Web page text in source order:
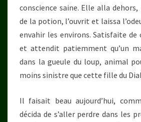
conscience saine. Elle alla
de la potion, l’ouvrit et laissa
envahir les environs. Satisfaite
et attendit patiemment qu’un
dans la gueule du loup, animal
moins sinistre que cette fille du
Il faisait beau aujourd’hui,
décida de s’aller perdre dans les